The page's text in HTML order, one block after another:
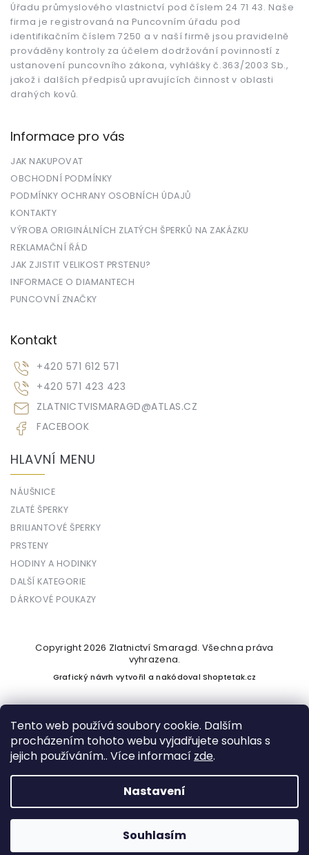
Tento web používá soubory cookie. Dalším
procházením tohoto webu vyjadřujete souhlas s
jejich používáním.. Více informací zde.
Nastavení
Souhlasím
Úřadu průmyslového vlastnictví pod číslem 24 71 43. Naše
firma je registrovaná na Puncovním úřadu pod
identifikačním číslem 7250 a v naší firmě jsou pravidelně
prováděny kontroly za účelem dodržování povinností z
ustanovení puncovního zákona, vyhlášky č.363/2003 Sb.,
jakož i dalších předpisů upravujících činnost v oblasti
drahých kovů.
Informace pro vás
JAK NAKUPOVAT
OBCHODNÍ PODMÍNKY
PODMÍNKY OCHRANY OSOBNÍCH ÚDAJŮ
KONTAKTY
VÝROBA ORIGINÁLNÍCH ZLATÝCH ŠPERKŮ NA ZAKÁZKU
REKLAMAČNÍ ŘÁD
JAK ZJISTIT VELIKOST PRSTENU?
INFORMACE O DIAMANTECH
PUNCOVNÍ ZNAČKY
Kontakt
ZLATNICTVISMARAGD@ATLAS.CZ
+420 571 612 571
+420 571 423 423
FACEBOOK
HLAVNÍ MENU
NÁUŠNICE
ZLATÉ ŠPERKY
BRILIANTOVÉ ŠPERKY
PRSTENY
HODINY A HODINKY
DALŠÍ KATEGORIE
DÁRKOVÉ POUKAZY
Vytvořil Shoptet
Copyright 2026 Zlatnictví Smaragd. Všechna práva
vyhrazena.
Grafický návrh vytvořil a nakódovalShoptetak.cz
Podle zákona o evidenci tržeb je prodávající povinen vystavit
kupujícímu účtenku. Zároveň je povinen zaevidovat přijatou
tržbu u správce daně online; v případě technického výpadku
pak nejpozději do 48 hodin.